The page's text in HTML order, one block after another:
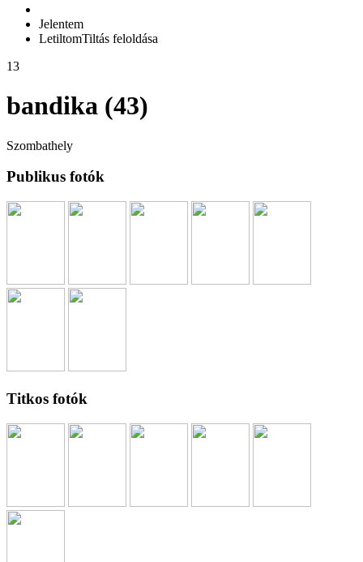
Jelentem
LetiltomTiltás feloldása
13
bandika (43)
Szombathely
Publikus fotók
Titkos fotók